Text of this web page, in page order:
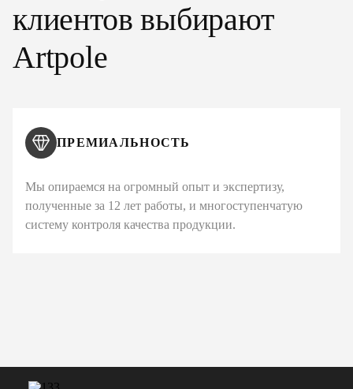
клиентов выбирают
Artpole
ПРЕМИАЛЬНОСТЬ
Мы опираемся на огромный опыт и экспертизу,
полученные за 12 лет работы, и многоступенчатую
систему контроля качества продукции.